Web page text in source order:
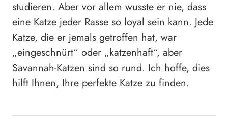
studieren. Aber vor allem wusste er nie, dass
eine Katze jeder Rasse so loyal sein kann. Jede
Katze, die er jemals getroffen hat, war
„eingeschnürt“ oder „katzenhaft“, aber
Savannah-Katzen sind so rund. Ich hoffe, dies
hilft Ihnen, Ihre perfekte Katze zu finden.